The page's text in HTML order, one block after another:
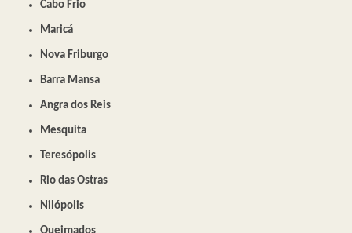
Cabo Frio
Maricá
Nova Friburgo
Barra Mansa
Angra dos Reis
Mesquita
Teresópolis
Rio das Ostras
Nilópolis